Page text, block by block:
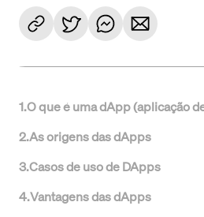
1.O que é uma dApp (aplicação
2.As origens das dApps
3.Casos de uso de DApps
4.Vantagens das dApps